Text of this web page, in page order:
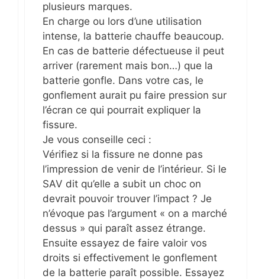
plusieurs marques.
En charge ou lors d’une utilisation
intense, la batterie chauffe beaucoup.
En cas de batterie défectueuse il peut
arriver (rarement mais bon…) que la
batterie gonfle. Dans votre cas, le
gonflement aurait pu faire pression sur
l’écran ce qui pourrait expliquer la
fissure.
Je vous conseille ceci :
Vérifiez si la fissure ne donne pas
l’impression de venir de l’intérieur. Si le
SAV dit qu’elle a subit un choc on
devrait pouvoir trouver l’impact ? Je
n’évoque pas l’argument « on a marché
dessus » qui paraît assez étrange.
Ensuite essayez de faire valoir vos
droits si effectivement le gonflement
de la batterie paraît possible. Essayez